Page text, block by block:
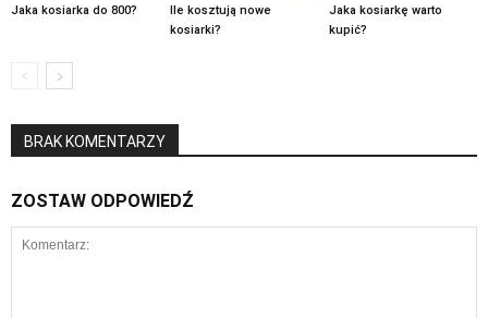
Jaka kosiarka do 800?
Ile kosztują nowe
kosiarki?
Jaka kosiarkę warto
kupić?
BRAK KOMENTARZY
ZOSTAW ODPOWIEDŹ